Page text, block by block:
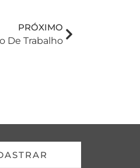
PRÓXIMO
De Trabalho